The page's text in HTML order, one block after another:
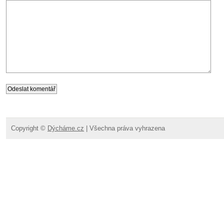
Copyright © Dýcháme.cz | Všechna práva vyhrazena